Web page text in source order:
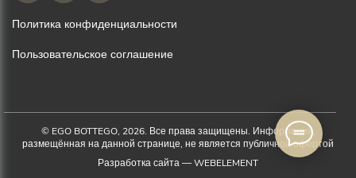
Политика конфиденциальности
Пользовательское соглашение
© EGO BOTTEGO, 2026. Все права защищены. Информация,
размещённая на данной странице, не является публичной офертой
Разработка сайта —WEBELEMENT